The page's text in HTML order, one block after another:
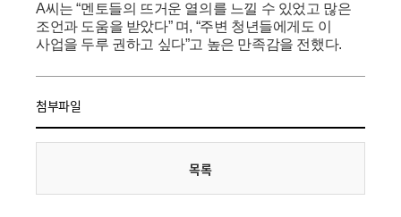
A씨는 “멘토들의 뜨거운 열의를 느낄 수 있었고 많은
조언과 도움을 받았다” 며, “주변 청년들에게도 이
사업을 두루 권하고 싶다”고 높은 만족감을 전했다.
첨부파일
목록